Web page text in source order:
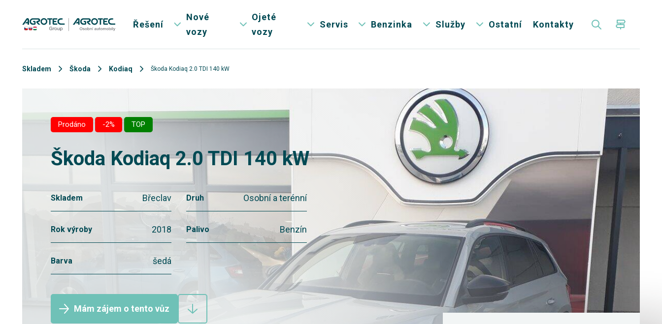
Řešení
Nové
vozy
Ojeté
vozy
Servis Benzinka Služby Ostatní Kontakty
Skladem Škoda Kodiaq Škoda Kodiaq 2.0 TDI 140 kW
Prodáno -2% TOP
Škoda Kodiaq 2.0 TDI 140 kW
Skladem Břeclav Druh Osobní a terénní
Rok výroby 2018 Palivo Benzín
Barva šedá
Mám zájem o tento vůz